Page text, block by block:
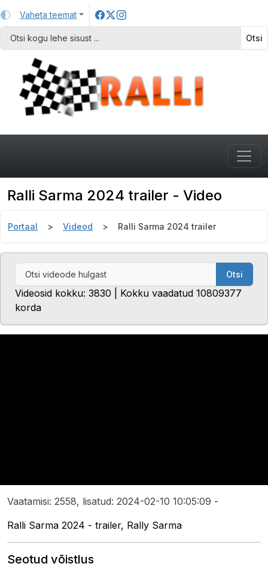
Vaheta teemat
Otsi
Ralli Sarma 2024 trailer - Video
Portaal Videod Ralli Sarma 2024 trailer
Otsi
Videosid kokku: 3830 | Kokku vaadatud 10809377
korda
Vaatamisi: 2558, lisatud: 2024-02-10 10:05:09 -
Ralli Sarma 2024 - trailer, Rally Sarma
Seotud võistlus